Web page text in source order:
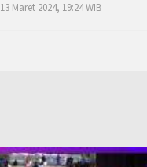
13 Maret 2024, 19:24 WIB